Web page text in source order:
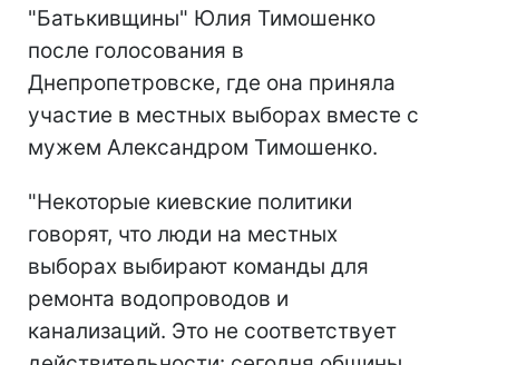
"Батькивщины" Юлия Тимошенко
после голосования в
Днепропетровске, где она приняла
участие в местных выборах вместе с
мужем Александром Тимошенко.
"Некоторые киевские политики
говорят, что люди на местных
выборах выбирают команды для
ремонта водопроводов и
канализаций. Это не соответствует